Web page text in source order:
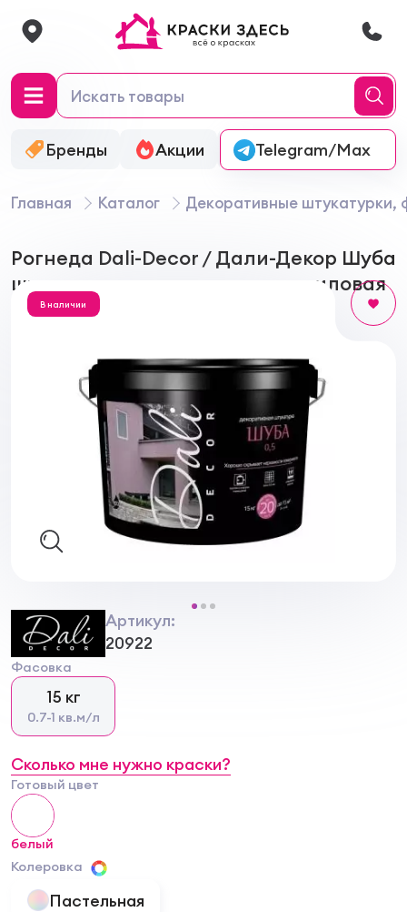
Бренды Акции Онлайн-колеровка
Telegram/Max
Главная Каталог Декоративные штукатурки,
Рогнеда Dali-Decor / Дали-Декор Шуба
штукатурка декоративная акриловая
В наличии
Артикул:
20922
Фасовка
15 кг
0.7-1 кв.м/л
Сколько мне нужно краски?
Готовый цвет
белый
Колеровка
Пастельная